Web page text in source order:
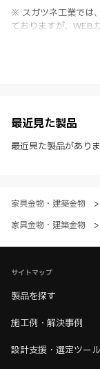
※ スガツネ工業では
ておりますが、WEB
社製品の使用ご検討
※ 本WEBサイト製品
約、プライバシーポ
最近見た製品
最近見た製品がありま
家具金物・建築金物 >
家具金物・建築金物
>
サイトマップ
製品を探す
施工例・解決事例
設計支援・選定ツール